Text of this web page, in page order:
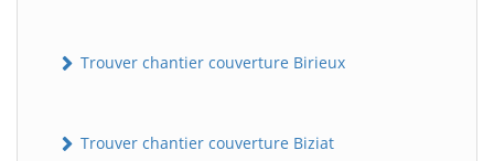
Trouver chantier couverture Birieux
Trouver chantier couverture Biziat